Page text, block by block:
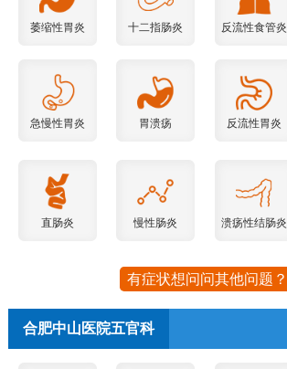
萎缩性胃炎 十二指肠炎 反流性食管炎
急慢性胃炎 胃溃疡 反流性胃炎
直肠炎 慢性肠炎 溃疡性结肠炎
有症状想问问其他问题？
合肥中山医院五官科